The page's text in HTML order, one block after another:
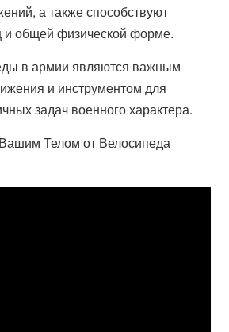
а также способствуют
общей физической форме.
в армии являются важным
и инструментом для
задач военного характера.
Телом от Велосипеда